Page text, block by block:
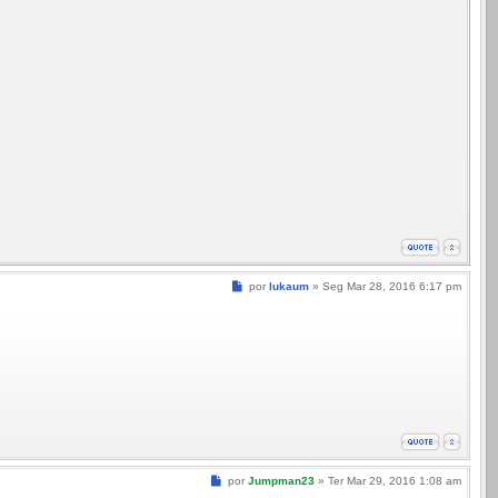
Mensagem
por lukaum » Seg Mar 28, 2016 6:17 pm
Mensagem
por Jumpman23 » Ter Mar 29, 2016 1:08 am